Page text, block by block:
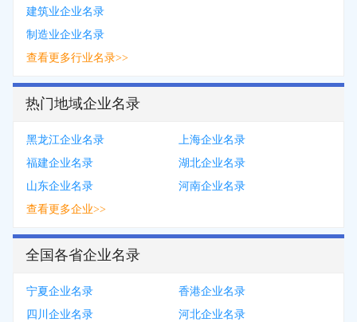
建筑业企业名录
制造业企业名录
查看更多行业名录>>
热门地域企业名录
黑龙江企业名录
上海企业名录
福建企业名录
湖北企业名录
山东企业名录
河南企业名录
查看更多企业>>
全国各省企业名录
宁夏企业名录
香港企业名录
四川企业名录
河北企业名录